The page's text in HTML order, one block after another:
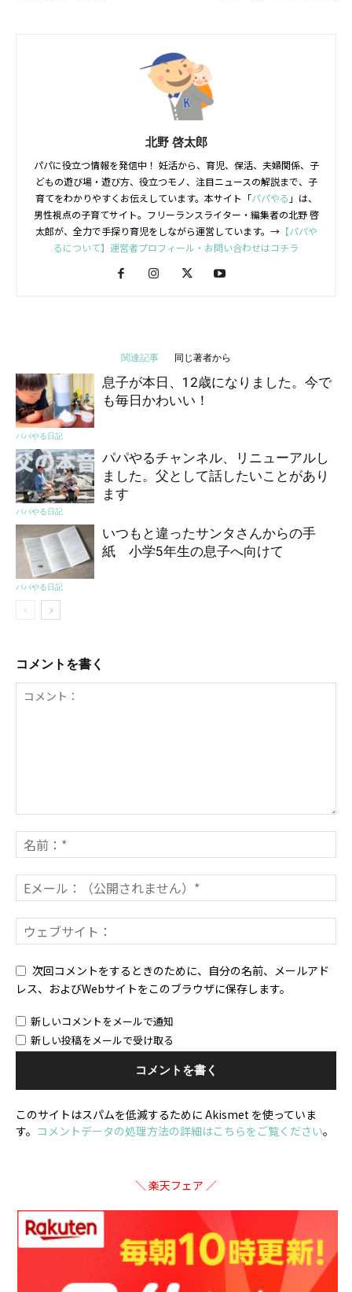
北野 啓太郎
パパに役立つ情報を発信中！ 妊活から、育児、保活、夫婦関係、子
どもの遊び場・遊び方、役立つモノ、注目ニュースの解説まで、子
育てをわかりやすくお伝えしています。本サイト「パパやる 」は、
男性視点の子育てサイト。フリーランスライター・編集者の北野 啓
太郎が、全力で手探り育児をしながら運営しています。→【パパや
るについて】運営者プロフィール・お問い合わせはコチラ
関連記事 同じ著者から
パパやる日記
息子が本日、12歳になりました。今で
も毎日かわいい！
パパやる日記
パパやるチャンネル、リニューアルし
ました。父として話したいことがあり
ます
パパやる日記
いつもと違ったサンタさんからの手
紙 小学5年生の息子へ向けて
コメントを書く
次回コメントをするときのために、自分の名前、メールアド
レス、およびWebサイトをこのブラウザに保存します。
新しいコメントをメールで通知
新しい投稿をメールで受け取る
このサイトはスパムを低減するために Akismet を使っていま
す。 コメントデータの処理方法の詳細はこちらをご覧ください。
＼ 楽天フェア ／